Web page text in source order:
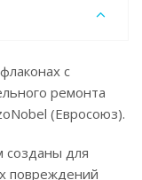
с
ремонта
(Евросоюз).
созданы для
повреждений